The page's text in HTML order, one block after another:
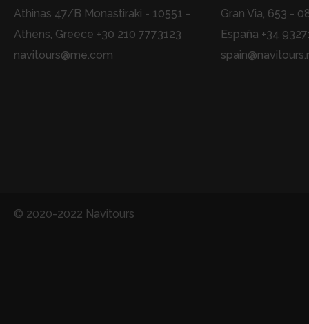
Athinas 47/B Monastiraki - 10551 -
Athens, Greece +30 210 7773123
navitours@me.com
Gran Via, 653 -
España +34
© 2020-2022 Navitours